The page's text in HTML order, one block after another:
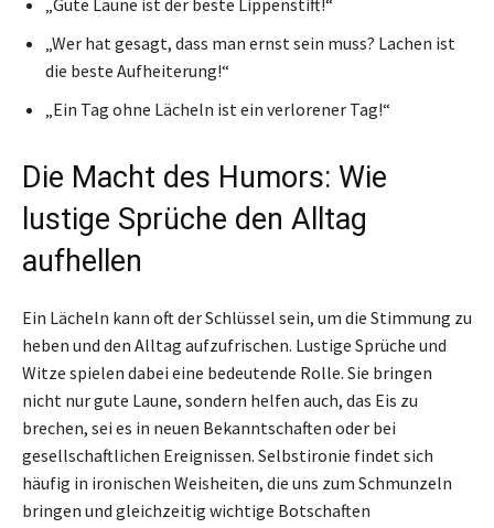
„Wer hat gesagt, dass man ernst sein muss? Lachen ist
die beste Aufheiterung!“
„Ein Tag ohne Lächeln ist ein verlorener Tag!“
Die Macht des Humors: Wie
lustige Sprüche den Alltag
aufhellen
Ein Lächeln kann oft der Schlüssel sein, um die Stimmung zu
heben und den Alltag aufzufrischen. Lustige Sprüche und
Witze spielen dabei eine bedeutende Rolle. Sie bringen
nicht nur gute Laune, sondern helfen auch, das Eis zu
brechen, sei es in neuen Bekanntschaften oder bei
gesellschaftlichen Ereignissen. Selbstironie findet sich
häufig in ironischen Weisheiten, die uns zum Schmunzeln
bringen und gleichzeitig wichtige Botschaften